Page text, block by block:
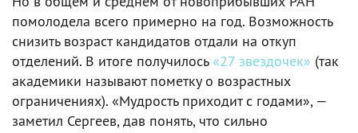
помолодела всего примерно на год. Возможность
снизить возраст кандидатов отдали на откуп
отделений. В итоге получилось «27 звездочек» (так
академики называют пометку о возрастных
ограничениях). «Мудрость приходит с годами», —
заметил Сергеев, дав понять, что сильно